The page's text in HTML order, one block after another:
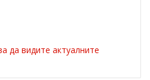
да видите актуалните